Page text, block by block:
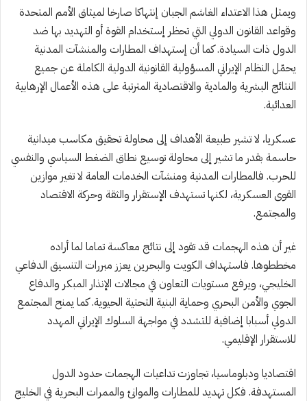
ويمثل هذا الاعتداء الغاشم الجبان إنتهاكا صارخا لميثاق الأمم المتحدة
وقواعد القانون الدولي التي تحظر إستخدام القوة أو التهديد بها ضد
الدول ذات السيادة. كما أن إستهداف المطارات والمنشآت المدنية
يحمّل النظام الإيراني المسؤولية القانونية الدولية الكاملة عن جميع
النتائج البشرية والمادية والاقتصادية المترتبة على هذه الأعمال الإرهابية
العدائية.
عسكريا، لا تشير طبيعة الأهداف إلى محاولة تحقيق مكاسب ميدانية
حاسمة بقدر ما تشير إلى محاولة توسيع نطاق الضغط السياسي والنفسي
للحرب. فالمطارات المدنية ومنشآت الخدمات العامة لا تغير موازين
القوى العسكرية، لكنها تستهدف الإستقرار والثقة وحركة الاقتصاد
والمجتمع.
غير أن هذه الهجمات قد تقود إلى نتائج معاكسة تماما لما أراده
مخططوها. فاستهداف الكويت والبحرين يعزز مبررات التنسيق الدفاعي
الخليجي، ويرفع مستويات التعاون في مجالات الإنذار المبكر والدفاع
الجوي والأمن البحري وحماية البنية التحتية الحيوية. كما يمنح المجتمع
الدولي أسبابا إضافية للتشدد في مواجهة السلوك الإيراني المهدد
للاستقرار الإقليمي.
اقتصاديا ودبلوماسيا، تجاوزت تداعيات الهجمات حدود الدول
المستهدفة. فكل تهديد للمطارات والموانئ والممرات البحرية في الخليج